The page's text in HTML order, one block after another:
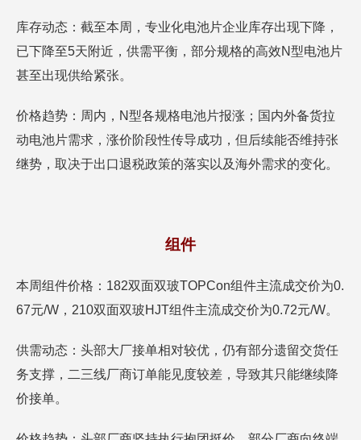
库存动态：截至本周，专业化电池片企业库存出现下降，
已下降至5天附近，供需平衡，部分规格的高效N型电池片
甚至出现供给紧张。
价格趋势：周内，N型各规格电池片报涨；国内外备货拉
动电池片需求，涨价阶段性传导成功，但后续能否维持张
继势，取决于出口退税政策的落实以及海外需求的变化。
组件
本周组件价格：182双面双玻TOPCon组件主流成交价为0.
67元/W，210双面双玻HJT组件主流成交价为0.72元/W。
供需动态：头部大厂接单相对较优，仍有部分遗留交货任
务支撑，二三线厂商订单能见度较差，导致其只能继续降
价接单。